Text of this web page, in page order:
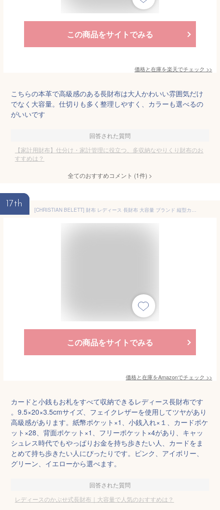
この商品をサイトでみる
価格と在庫を楽天でチェック >>
こちらの本革で高級感のある長財布は大人かわいい雰囲気だけ
でなく大容量。仕切りも多く整理しやすく、カラーも選べるの
がいいです
回答された質問
【家計用財布】仕分け・家計管理に役立つ、多収納なやりくり財布のお
すすめは？
全てのおすすめコメント (1件) >
17th
[CHRISTIAN BELETT] 財布 レディース 長財布 大容量 ブランド 縦型カード収納 合成皮革 anan掲載商品 プレゼント ギフト 箱入り (Pink)
この商品をサイトでみる
価格と在庫をAmazonでチェック >>
カードと小銭もお札をすべて収納できるレディース長財布です
。9.5×20×3.5cmサイズ、フェイクレザーを使用してツヤがあり
高級感があります。紙幣ポケット×1、小銭入れ×１、カードポケ
ット×28、背面ポケット×1、フリーポケット×4があり、キャッ
シュレス時代でもやっぱりお金を持ち歩きたい人、カードをま
とめて持ち歩きたい人にぴったりです。ピンク、アイボリー、
グリーン、イエローから選べます。
回答された質問
レディースのかぶせ式長財布｜大容量で人気のおすすめは？